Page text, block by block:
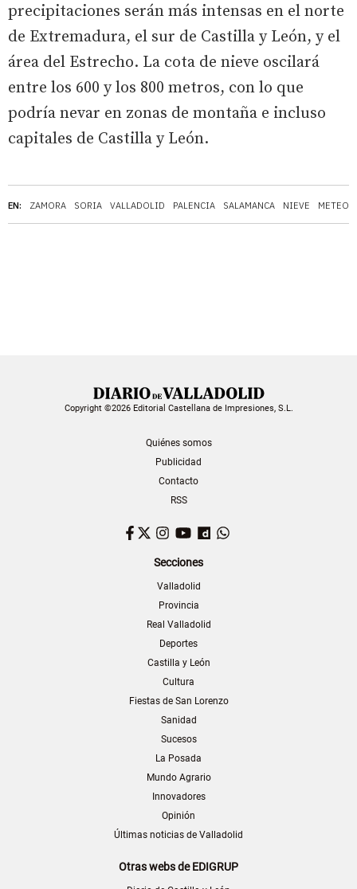
EN: ZAMORA SORIA VALLADOLID PALENCIA SALAMANCA NIEVE
precipitaciones serán más intensas en el norte
de Extremadura, el sur de Castilla y León, y el
área del Estrecho. La cota de nieve oscilará
entre los 600 y los 800 metros, con lo que
podría nevar en zonas de montaña e incluso
capitales de Castilla y León.
Copyright ©2026 Editorial Castellana de Impresiones, S.L.
Quiénes somos
Publicidad
Contacto
RSS
Facebook
TwitterInstagram
YouTubeDailymotion
Secciones
Valladolid
Provincia
Real Valladolid
Deportes
Castilla y León
Cultura
Fiestas de San Lorenzo
Sanidad
Sucesos
La Posada
Mundo Agrario
Innovadores
Opinión
Últimas noticias de Valladolid
Otras webs de EDIGRUP